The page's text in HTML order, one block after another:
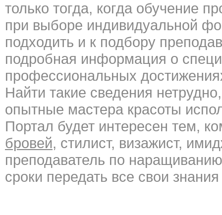
только тогда, когда обучение
при выборе индивидуальной
подходить и к подбору
подробная информация о
профессиональных
Найти такие сведения
опытные мастера красоты
Портал будет интересен тем,
бровей, стилист, визажист,
преподаватель по
сроки передать все свои